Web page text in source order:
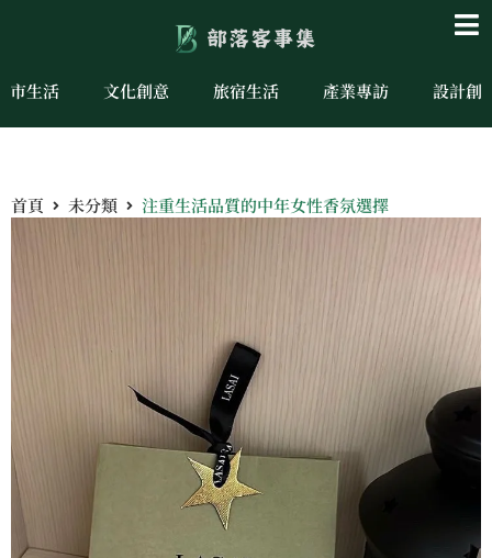
市生活 文化創意 旅宿生活 產業專訪 設計創
首頁 未分類 注重生活品質的中年女性香氛選擇